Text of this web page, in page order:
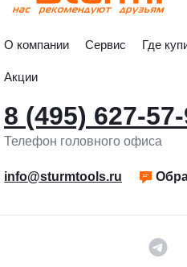
О компании Сервис Где
Акции
8 (495) 627-
Телефон головного офиса
info@sturmtools.ru